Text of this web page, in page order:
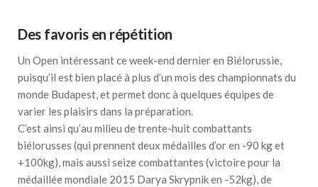
Des favoris en répétition
Un Open intéressant ce week-end dernier en Biélorussie,
puisqu’il est bien placé à plus d’un mois des championnats du
monde Budapest, et permet donc à quelques équipes de
varier les plaisirs dans la préparation.
C’est ainsi qu’au milieu de trente-huit combattants
biélorusses (qui prennent deux médailles d’or en -90 kg et
+100kg), mais aussi seize combattantes (victoire pour la
médaillée mondiale 2015 Darya Skrypnik en -52kg), de